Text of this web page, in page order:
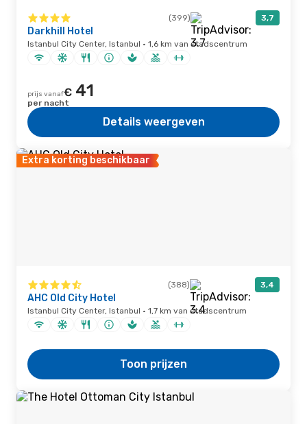
(399) 3,7
Darkhill Hotel
Istanbul City Center, Istanbul · 1,6 km van stadscentrum
prijs vanaf€ 41
per nacht
Details weergeven
Extra korting beschikbaar
(388) 3,4
AHC Old City Hotel
Istanbul City Center, Istanbul · 1,7 km van stadscentrum
Toon prijzen